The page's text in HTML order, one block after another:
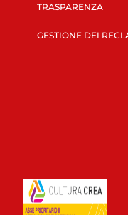
TRASPARENZA
GESTIONE DEI